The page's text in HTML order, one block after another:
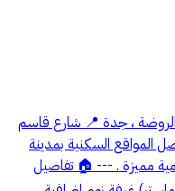
، جدة 📍 شارع قاسم
المواقع السكنية بمدينة
مميزة . --- 🏠 تفاصيل